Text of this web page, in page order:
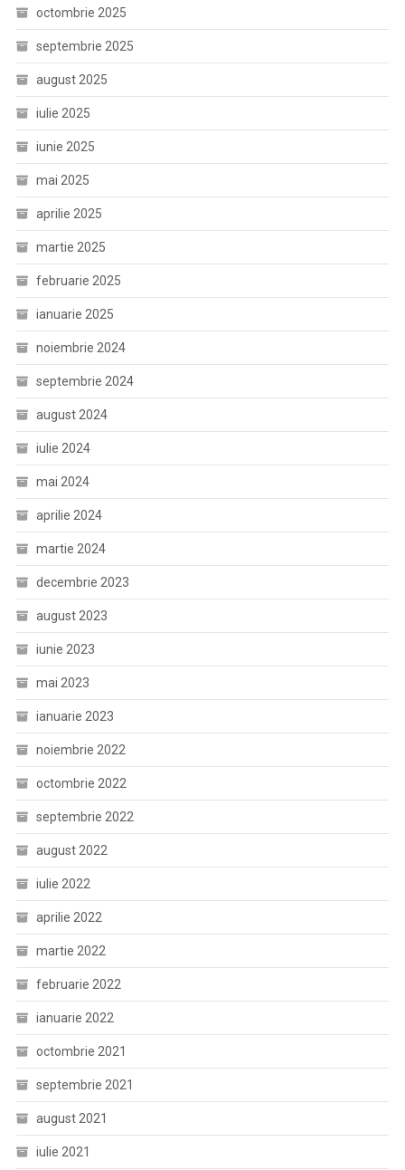
octombrie 2025
septembrie 2025
august 2025
iulie 2025
iunie 2025
mai 2025
aprilie 2025
martie 2025
februarie 2025
ianuarie 2025
noiembrie 2024
septembrie 2024
august 2024
iulie 2024
mai 2024
aprilie 2024
martie 2024
decembrie 2023
august 2023
iunie 2023
mai 2023
ianuarie 2023
noiembrie 2022
octombrie 2022
septembrie 2022
august 2022
iulie 2022
aprilie 2022
martie 2022
februarie 2022
ianuarie 2022
octombrie 2021
septembrie 2021
august 2021
iulie 2021